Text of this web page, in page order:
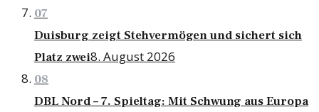
07
Duisburg zeigt Stehvermögen und sichert sich
Platz zwei8. August 2026
08
DBL Nord – 7. Spieltag: Mit Schwung aus Europa